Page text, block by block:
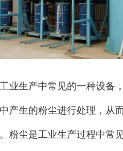
业生产中常见的一种设备
产生的粉尘进行处理，从
粉尘是工业生产过程中常